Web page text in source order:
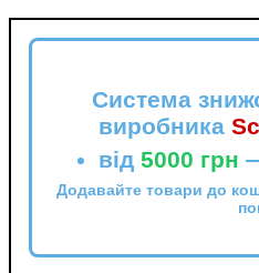
Система
виробника
від 5000 грн
Додавайте товари до